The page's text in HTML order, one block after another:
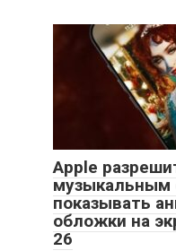
Apple
музыкальным
показывать
обложки на
26